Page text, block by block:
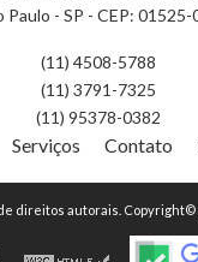
Paulo - SP - CEP: 01525-
(11) 4508-5788
(11) 3791-7325
(11) 95378-0382
Serviços Contato
direitos autorais. Copyright©